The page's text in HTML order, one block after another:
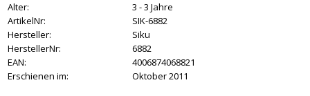
Alter:
3 - 3 Jahre
ArtikelNr:
SIK-6882
Hersteller:
Siku
HerstellerNr:
6882
EAN:
4006874068821
Erschienen im:
Oktober 2011